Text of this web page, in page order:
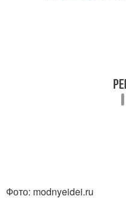
Фото: modnyeidei.ru